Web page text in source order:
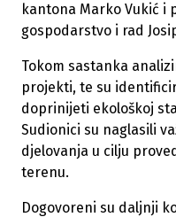
kantona Marko Vukić i
gospodarstvo i rad
Tokom sastanka
projekti, te su
doprinijeti ekološkoj
Sudionici su naglasili
djelovanja u cilju
terenu.
Dogovoreni su daljnji